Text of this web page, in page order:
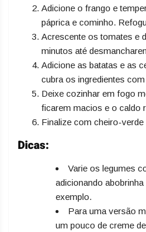
Adicione o frango e
páprica e cominho.
Acrescente os tomates e
minutos até
Adicione as batatas e as
cubra os ingredientes com
Deixe cozinhar em fogo
ficarem macios e o caldo
Finalize com cheiro-verde
Dicas:
Varie os legumes
adicionando
exemplo.
Para uma versão
um pouco de creme